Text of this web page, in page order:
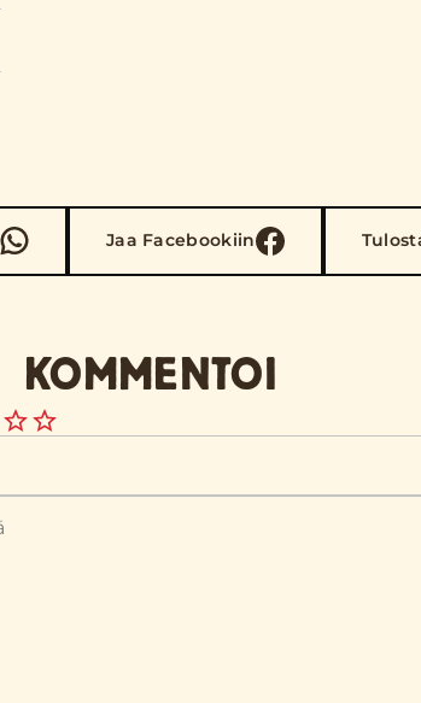
Jaa Facebookiin
KOMMENTOI